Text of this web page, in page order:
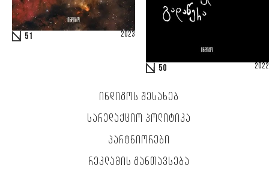
51 2023
50 2022
ᲘᲜᲓᲘᲒᲝᲡ ᲨᲔᲡᲐᲮᲔᲑ
ᲡᲐᲠᲔᲓᲐᲥᲪᲘᲝ ᲞᲝᲚᲘᲢᲘᲙᲐ
ᲞᲐᲠᲢᲜᲘᲝᲠᲔᲑᲘ
ᲠᲔᲙᲚᲐᲛᲘᲡ ᲒᲐᲜᲗᲐᲕᲡᲔᲑᲐ